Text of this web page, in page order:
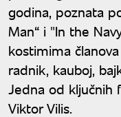
godina, poznata
Man“ i "In the
kostimima
radnik, kauboj,
Jedna od ključnih
Viktor Vilis.